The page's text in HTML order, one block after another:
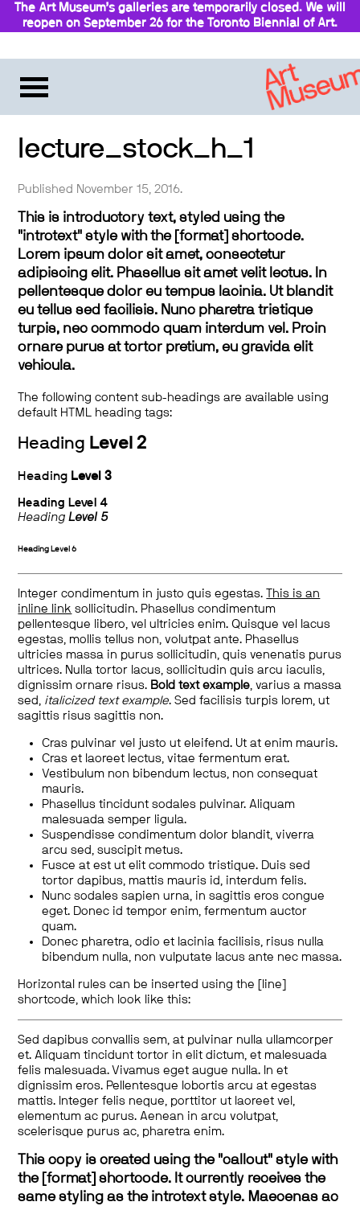
The Art Museum’s galleries are temporarily closed. We will
reopen on September 26 for the Toronto Biennial of Art.
lecture_stock_h_1
Published November 15, 2016.
This is introductory text, styled using the
"introtext" style with the [format] shortcode.
Lorem ipsum dolor sit amet, consectetur
adipiscing elit. Phasellus sit amet velit lectus. In
pellentesque dolor eu tempus lacinia. Ut blandit
eu tellus sed facilisis. Nunc pharetra tristique
turpis, nec commodo quam interdum vel. Proin
ornare purus at tortor pretium, eu gravida elit
vehicula.
The following content sub-headings are available using
default HTML heading tags:
Heading Level 2
Heading Level 3
Heading Level 4
HeadingLevel 5
Heading Level 6
Integer condimentum in justo quis egestas.
This is an
inline link sollicitudin. Phasellus condimentum
pellentesque libero, vel ultricies enim. Quisque vel lacus
egestas, mollis tellus non, volutpat ante. Phasellus
ultricies massa in purus sollicitudin, quis venenatis purus
ultrices. Nulla tortor lacus, sollicitudin quis arcu iaculis,
dignissim ornare risus. Bold text example, varius a massa
sed, italicized text example. Sed facilisis turpis lorem, ut
sagittis risus sagittis non.
Cras pulvinar vel justo ut eleifend. Ut at enim mauris.
Cras et laoreet lectus, vitae fermentum erat.
Vestibulum non bibendum lectus, non consequat
mauris.
Phasellus tincidunt sodales pulvinar. Aliquam
malesuada semper ligula.
Suspendisse condimentum dolor blandit, viverra
arcu sed, suscipit metus.
Fusce at est ut elit commodo tristique. Duis sed
tortor dapibus, mattis mauris id, interdum felis.
Nunc sodales sapien urna, in sagittis eros congue
eget. Donec id tempor enim, fermentum auctor
quam.
Donec pharetra, odio et lacinia facilisis, risus nulla
bibendum nulla, non vulputate lacus ante nec massa.
Horizontal rules can be inserted using the [line]
shortcode, which look like this:
Sed dapibus convallis sem, at pulvinar nulla ullamcorper
et. Aliquam tincidunt tortor in elit dictum, et malesuada
felis malesuada. Vivamus eget augue nulla. In et
dignissim eros. Pellentesque lobortis arcu at egestas
mattis. Integer felis neque, porttitor ut laoreet vel,
elementum ac purus. Aenean in arcu volutpat,
scelerisque purus ac, pharetra enim.
This copy is created using the "callout" style with
the [format] shortcode. It currently receives the
same styling as the introtext style. Maecenas ac